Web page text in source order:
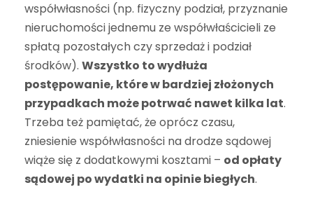
współwłasności (np. fizyczny podział, przyznanie
nieruchomości jednemu ze współwłaścicieli ze
spłatą pozostałych czy sprzedaż i podział
środków). Wszystko to wydłuża
postępowanie, które w bardziej złożonych
przypadkach może potrwać nawet kilka lat.
Trzeba też pamiętać, że oprócz czasu,
zniesienie współwłasności na drodze sądowej
wiąże się z dodatkowymi kosztami – od opłaty
sądowej po wydatki na opinie biegłych.